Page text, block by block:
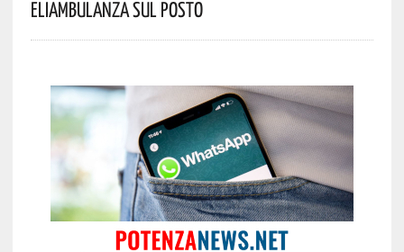
Eliambulanza Sul Posto